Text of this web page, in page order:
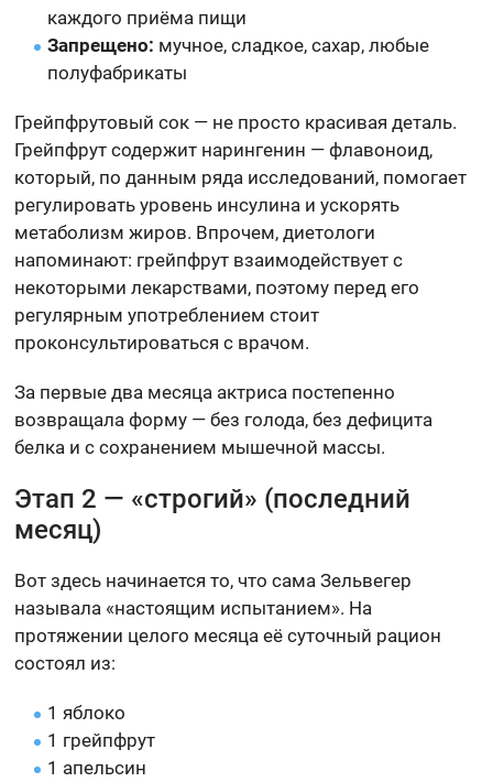
каждого приёма пищи
Запрещено: мучное, сладкое, сахар, любые
полуфабрикаты
Грейпфрутовый сок — не просто красивая деталь.
Грейпфрут содержит нарингенин — флавоноид,
который, по данным ряда исследований, помогает
регулировать уровень инсулина и ускорять
метаболизм жиров. Впрочем, диетологи
напоминают: грейпфрут взаимодействует с
некоторыми лекарствами, поэтому перед его
регулярным употреблением стоит
проконсультироваться с врачом.
За первые два месяца актриса постепенно
возвращала форму — без голода, без дефицита
белка и с сохранением мышечной массы.
Этап 2 — «строгий» (последний
месяц)
Вот здесь начинается то, что сама Зельвегер
называла «настоящим испытанием». На
протяжении целого месяца её суточный рацион
состоял из:
1 яблоко
1 грейпфрут
1 апельсин